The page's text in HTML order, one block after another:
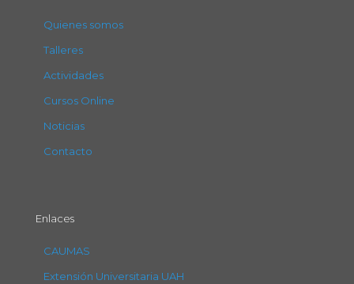
Quienes somos
Talleres
Actividades
Cursos Online
Noticias
Contacto
Enlaces
CAUMAS
Extensión Universitaria UAH